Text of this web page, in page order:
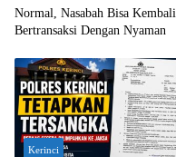
Normal, Nasabah Bisa Kembali
Bertransaksi Dengan Nyaman
Kerinci